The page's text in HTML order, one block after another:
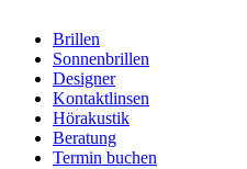
Brillen
Sonnenbrillen
Designer
Kontaktlinsen
Hörakustik
Beratung
Termin buchen